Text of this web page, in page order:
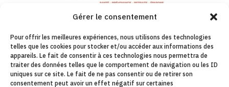
Gérer le consentement
Pour offrir les meilleures expériences, nous utilisons des technologies
telles que les cookies pour stocker et/ou accéder aux informations des
appareils. Le fait de consentir à ces technologies nous permettra de
traiter des données telles que le comportement de navigation ou les ID
uniques sur ce site. Le fait de ne pas consentir ou de retirer son
consentement peut avoir un effet négatif sur certaines